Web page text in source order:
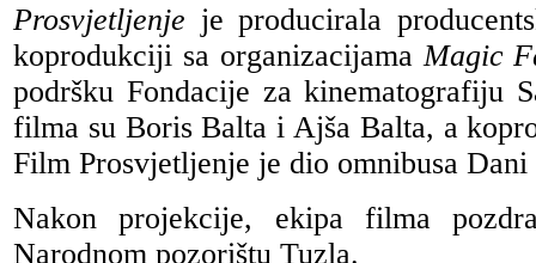
Prosvjetljenje je producirala
koprodukciji sa organizacijama Magic
podršku Fondacije za kinematografiju
filma su Boris Balta i Ajša Balta, a
Film Prosvjetljenje je dio omnibusa
Nakon projekcije, ekipa filma
Narodnom pozorištu Tuzla.